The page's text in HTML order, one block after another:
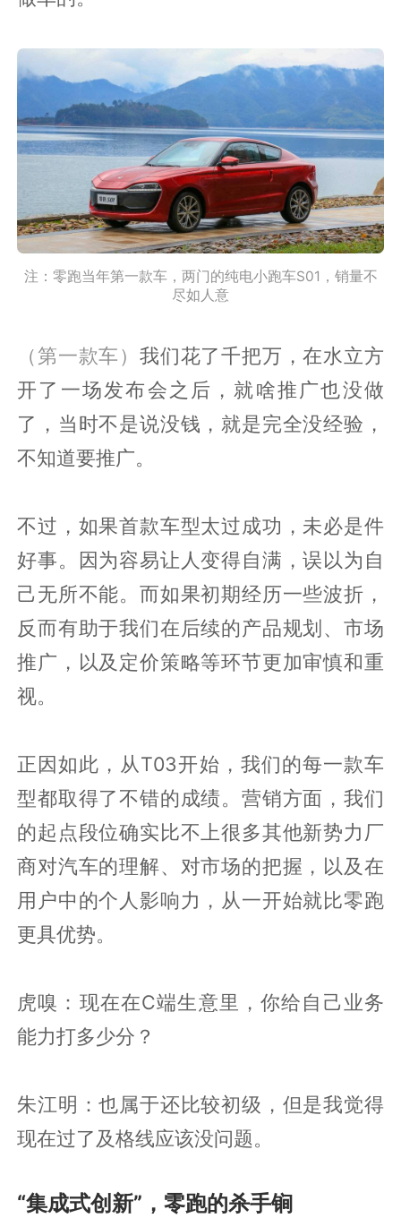
注：零跑当年第一款车，两门的纯电小跑车S01，销量不
尽如人意
（第一款车） 我们花了千把万，在水立方
开了一场发布会之后，就啥推广也没做
了，当时不是说没钱，就是完全没经验，
不知道要推广。
不过，如果首款车型太过成功，未必是件
好事。因为容易让人变得自满，误以为自
己无所不能。而如果初期经历一些波折，
反而有助于我们在后续的产品规划、市场
推广，以及定价策略等环节更加审慎和重
视。
正因如此，从T03开始，我们的每一款车
型都取得了不错的成绩。营销方面，我们
的起点段位确实比不上很多其他新势力厂
商对汽车的理解、对市场的把握，以及在
用户中的个人影响力，从一开始就比零跑
更具优势。
虎嗅：现在在C端生意里，你给自己业务
能力打多少分？
朱江明：也属于还比较初级，但是我觉得
现在过了及格线应该没问题。
“集成式创新”，零跑的杀手锏